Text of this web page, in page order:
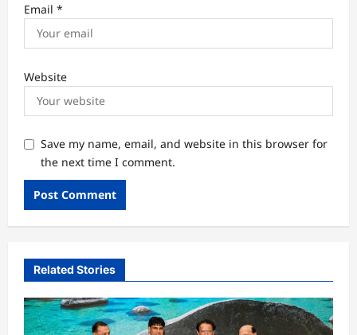
Email *
Website
Save my name, email, and website in this browser for
the next time I comment.
Related Stories